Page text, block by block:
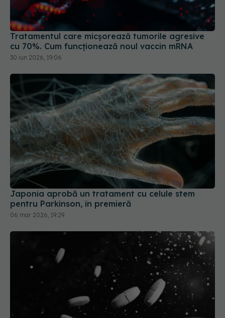
Tratamentul care micșorează tumorile agresive
cu 70%. Cum funcționează noul vaccin mRNA
30 iun 2026, 19:06
Japonia aprobă un tratament cu celule stem
pentru Parkinson, în premieră
06 mar 2026, 19:29